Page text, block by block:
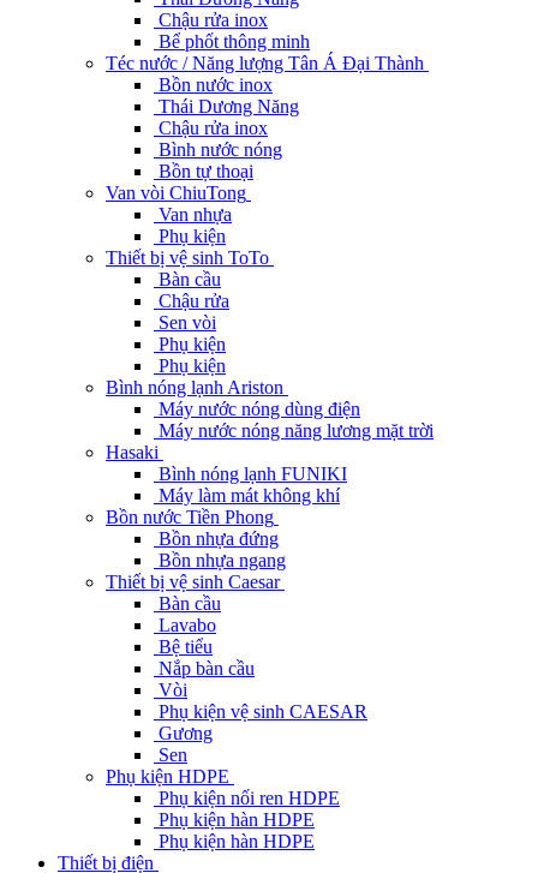
Chậu rửa inox
Bể phốt thông minh
Téc nước / Năng lượng Tân Á Đại Thành
Bồn nước inox
Thái Dương Năng
Chậu rửa inox
Bình nước nóng
Bồn tự thoại
Van vòi ChiuTong
Van nhựa
Phụ kiện
Thiết bị vệ sinh ToTo
Bàn cầu
Chậu rửa
Sen vòi
Phụ kiện
Phụ kiện
Bình nóng lạnh Ariston
Máy nước nóng dùng điện
Máy nước nóng năng lương mặt trời
Hasaki
Bình nóng lạnh FUNIKI
Máy làm mát không khí
Bồn nước Tiền Phong
Bồn nhựa đứng
Bồn nhựa ngang
Thiết bị vệ sinh Caesar
Bàn cầu
Lavabo
Bệ tiểu
Nắp bàn cầu
Vòi
Phụ kiện vệ sinh CAESAR
Gương
Sen
Phụ kiện HDPE
Phụ kiện nối ren HDPE
Phụ kiện hàn HDPE
Phụ kiện hàn HDPE
Thiết bị điện